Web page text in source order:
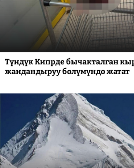
Түндүк Кипрде бычакталган
жандандыруу бөлүмүндө жатат